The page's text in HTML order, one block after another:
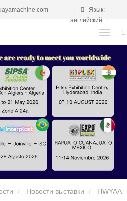
Язык:
английский
Новости выставки